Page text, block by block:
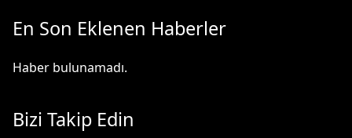
En Son Eklenen Haberler
Haber bulunamadı.
Bizi Takip Edin